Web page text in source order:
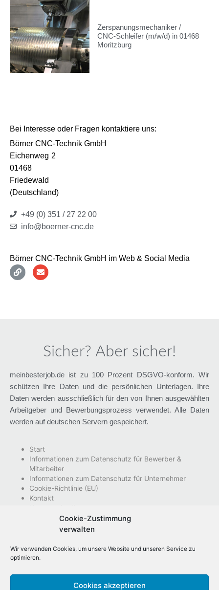
Cookie-Zustimmung
verwalten
Wir verwenden Cookies, um unsere Website und unseren Service zu
optimieren.
Cookies akzeptieren
Zerspanungsmechaniker /
CNC-Schleifer (m/w/d) in 01468
Moritzburg
Bei Interesse oder Fragen kontaktiere uns:
Börner CNC-Technik GmbH
Eichenweg 2
01468
Friedewald
(Deutschland)
+49 (0) 351 / 27 22 00
info@boerner-cnc.de
Börner CNC-Technik GmbH im Web & Social Media
Sicher? Aber sicher!
meinbesterjob.de ist zu 100 Prozent DSGVO-konform. Wir
schützen Ihre Daten und die persönlichen Unterlagen. Ihre
Daten werden ausschließlich für den von Ihnen ausgewählten
Arbeitgeber und Bewerbungsprozess verwendet. Alle Daten
werden auf deutschen Servern gespeichert.
Start
Informationen zum Datenschutz für Bewerber &
Mitarbeiter
Informationen zum Datenschutz für Unternehmer
Cookie-Richtlinie (EU)
Kontakt
Nutzungsbedingungen
Impressum
Datenschutzhinweise